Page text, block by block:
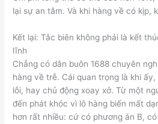
lại sự an tâm. Và khi hàng về có kịp,
Kết lại: Tắc biên không phải là kết
lĩnh
Chẳng có dân buôn 1688 chuyên
hàng về trễ. Cái quan trọng là khi
lỗi, hay chủ động xoay xở. Từ một
đến phát khóc vì lô hàng biến mất
hơn rất nhiều: cứ có phương án B,